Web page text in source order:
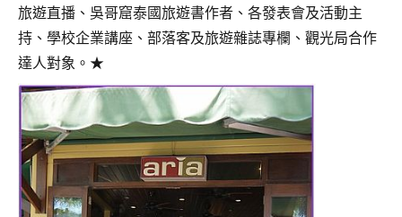
FANG
團、
主
題
遊、
人
帶
路、
旅
旅遊直播、吳哥窟泰國旅遊書作者、各發表會及活動主
持、學校企業講座、部落客及旅遊雜誌專欄、觀光局合作
達人對象。★